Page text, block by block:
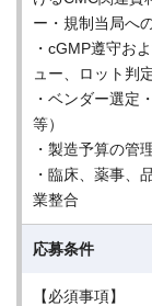
ー・規制当局へ
・cGMP遵守お
ュー、ロット判
・ベンダー選定
等）
・製造予算の管
・臨床、薬事、
業整合
応募条件
【必須事項】